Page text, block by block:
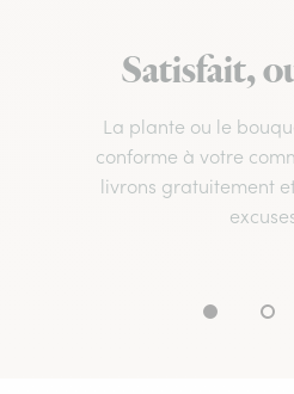
Satisfait,
La plante ou le
conforme à votre
livrons gratuitement